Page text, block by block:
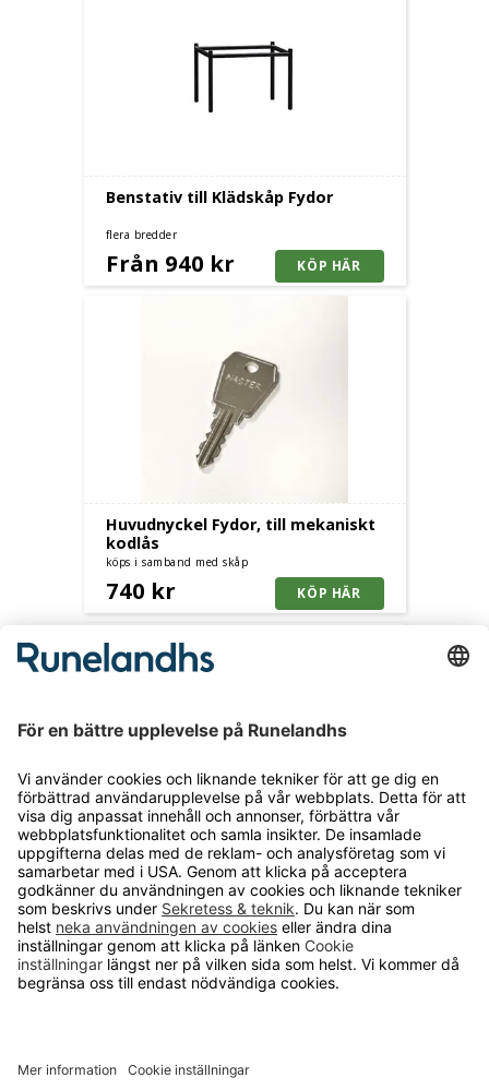
Benstativ till Klädskåp Fydor
flera bredder
Från 940 kr
Huvudnyckel Fydor, till mekaniskt
kodlås
köps i samband med skåp
740 kr
Väggmonteringskit till Klädskåp
Fydor
flera bredder
Från 75 kr